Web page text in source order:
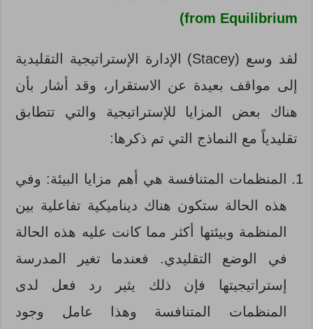
from Equilibrium
)
لقد وسع (Stacey) الإدارة الإستراتيجية التقليدية
إلى مواقف بعيدة عن الاستقرار، وقد أشار بأن
هناك بعض المزايا للإستراتيجية والتي تتطابق
تقليدياً مع النماذج التي تم ذكرها:
المنظمات المتنافسة هي أهم مزايا البيئة: وفي
هذه الحالة ستكون هناك ديناميكية تفاعلية بين
المنظمة وبيئتها أكثر مما كانت عليه هذه الحالة
في الوضع التقليدي. فعندما تغير المدرسة
إستراتيجيتها فإن ذلك يثير رد فعل لدى
المنظمات المتنافسة وهذا عامل وجود